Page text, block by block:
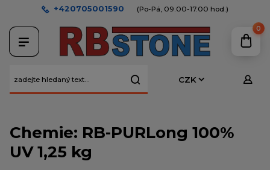
CZK
+420705001590 (Po-Pá, 09.00-17.00 hod.)
0
Chemie: RB-PURLong 100%
UV 1,25 kg